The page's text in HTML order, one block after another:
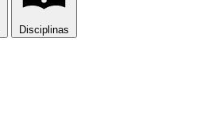
Disciplinas